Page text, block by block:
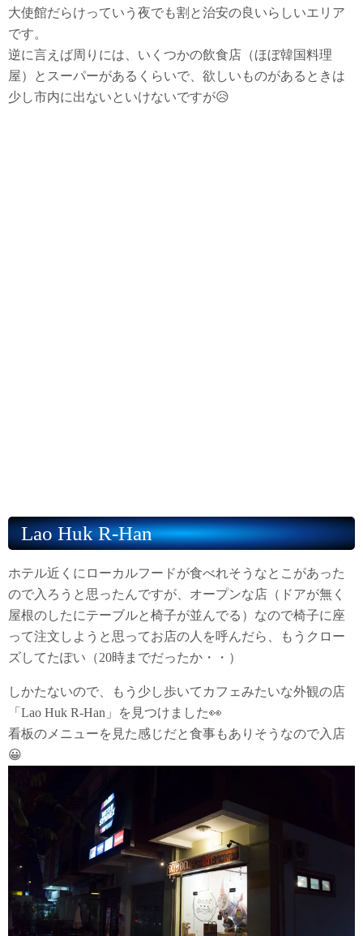
大使館だらけっていう夜でも割と治安の良いらしいエリア
です。
逆に言えば周りには、いくつかの飲食店（ほぼ韓国料理
屋）とスーパーがあるくらいで、欲しいものがあるときは
少し市内に出ないといけないですが😥
Lao Huk R-Han
ホテル近くにローカルフードが食べれそうなとこがあった
ので入ろうと思ったんですが、オープンな店（ドアが無く
屋根のしたにテーブルと椅子が並んでる）なので椅子に座
って注文しようと思ってお店の人を呼んだら、もうクロー
ズしてたぽい（20時までだったか・・）
しかたないので、もう少し歩いてカフェみたいな外観の店
「Lao Huk R-Han」を見つけました👀
看板のメニューを見た感じだと食事もありそうなので入店
😀